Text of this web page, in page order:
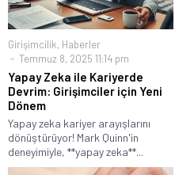
Girişimcilik, Haberler
Temmuz 8, 2025 11:14 pm
Yapay Zeka ile Kariyerde
Devrim: Girişimciler için Yeni
Dönem
Yapay zeka kariyer arayışlarını
dönüştürüyor! Mark Quinn'in
deneyimiyle, **yapay zeka**...